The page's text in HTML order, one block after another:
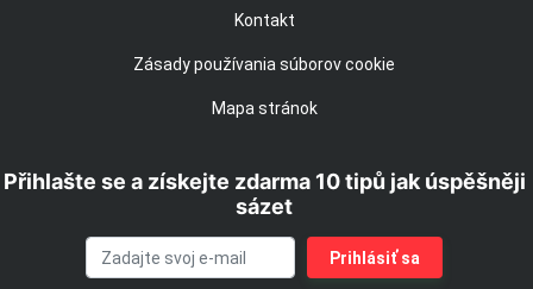
Kontakt
Zásady používania súborov cookie
Mapa stránok
Přihlašte se a získejte zdarma 10 tipů jak úspěšněji
sázet